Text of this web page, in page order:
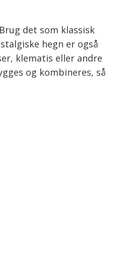
det som klassisk
hegn er også
klematis eller andre
og kombineres, så